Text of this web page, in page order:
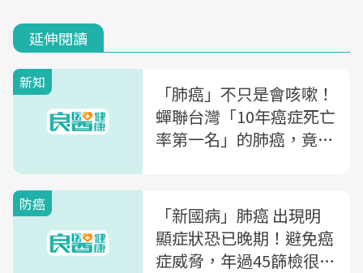
延伸閱讀
新知
「肺癌」不只是會咳嗽！
蟬聯台灣「10年癌症死亡
率第一名」的肺癌，竟有
防癌
「新國病」肺癌 出現明
顯症狀恐已晚期！避免癌
症威脅，年過45篩檢很重